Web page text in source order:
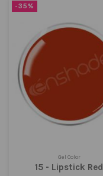
-35%
Gel Color
15 - Lipstick Red